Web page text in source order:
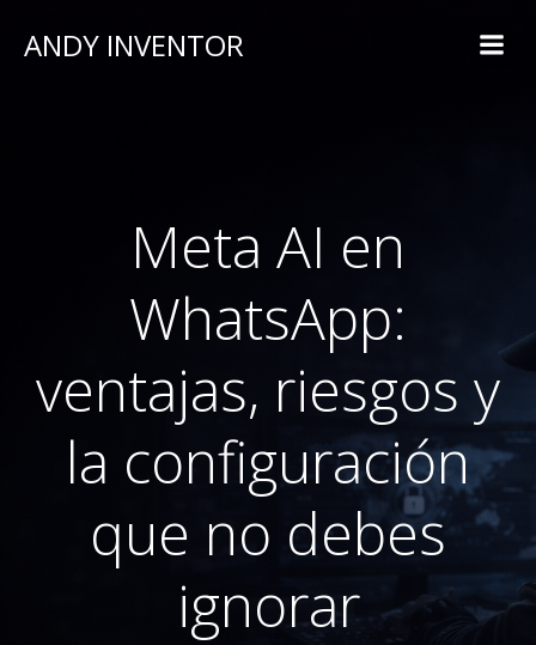
ANDY INVENTOR
Meta AI en
WhatsApp:
ventajas, riesgos y
la configuración
que no debes
ignorar